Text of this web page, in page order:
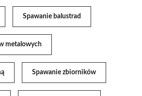
Spawanie balustrad
metalowych
Spawanie zbiorników